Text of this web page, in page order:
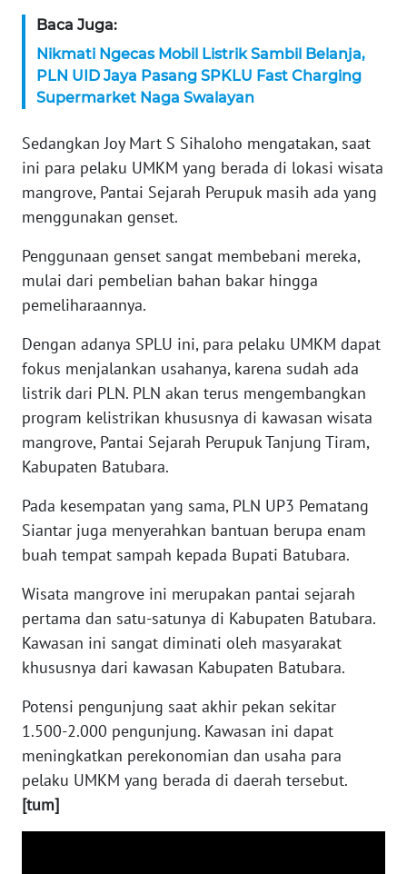
Baca Juga:
Nikmati Ngecas Mobil Listrik Sambil Belanja,
PLN UID Jaya Pasang SPKLU Fast Charging
Supermarket Naga Swalayan
Sedangkan Joy Mart S Sihaloho mengatakan, saat
ini para pelaku UMKM yang berada di lokasi wisata
mangrove, Pantai Sejarah Perupuk masih ada yang
menggunakan genset.
Penggunaan genset sangat membebani mereka,
mulai dari pembelian bahan bakar hingga
pemeliharaannya.
Dengan adanya SPLU ini, para pelaku UMKM dapat
fokus menjalankan usahanya, karena sudah ada
listrik dari PLN. PLN akan terus mengembangkan
program kelistrikan khususnya di kawasan wisata
mangrove, Pantai Sejarah Perupuk Tanjung Tiram,
Kabupaten Batubara.
Pada kesempatan yang sama, PLN UP3 Pematang
Siantar juga menyerahkan bantuan berupa enam
buah tempat sampah kepada Bupati Batubara.
Wisata mangrove ini merupakan pantai sejarah
pertama dan satu-satunya di Kabupaten Batubara.
Kawasan ini sangat diminati oleh masyarakat
khususnya dari kawasan Kabupaten Batubara.
Potensi pengunjung saat akhir pekan sekitar
1.500-2.000 pengunjung. Kawasan ini dapat
meningkatkan perekonomian dan usaha para
pelaku UMKM yang berada di daerah tersebut.
[tum]
RIAU
WN
SERAMBI
WN
JAMBI
WN
WN
NTB
WN
SULTENG
WN
SULBAR
BABEL
WN
WN
SUMSEL
BENGKULU
WN
LAMPUNG